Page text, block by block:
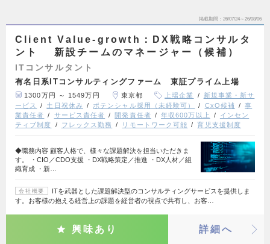
掲載期間 26/07/24～26/08/06
Client Value-growth：DX戦略コンサルタ
ント 新設チームのマネージャー（候補）
ITコンサルタント
有名日系ITコンサルティングファーム 東証プライム上場
1300万円 ～ 1549万円 東京都 上場企業
新規事業・新サ
ービス
土日祝休み ポテンシャル採用（未経験可） CxO候補
事
業責任者
サービス責任者 開発責任者 年収600万以上
インセン
ティブ制度
フレックス勤務 リモートワーク可能 育児支援制度
◆職務内容 顧客人格で、様々な課題解決を担当いただきま
す。 ・CIO／CDO支援 ・DX戦略策定／推進 ・DX人材／組
織育成 ・新…
会社概要
ITを武器とした課題解決型のコンサルティングサービスを提供しま
す。お客様の抱える経営上の課題を経営者の視点で共有し、お客…
興味あり 詳細へ